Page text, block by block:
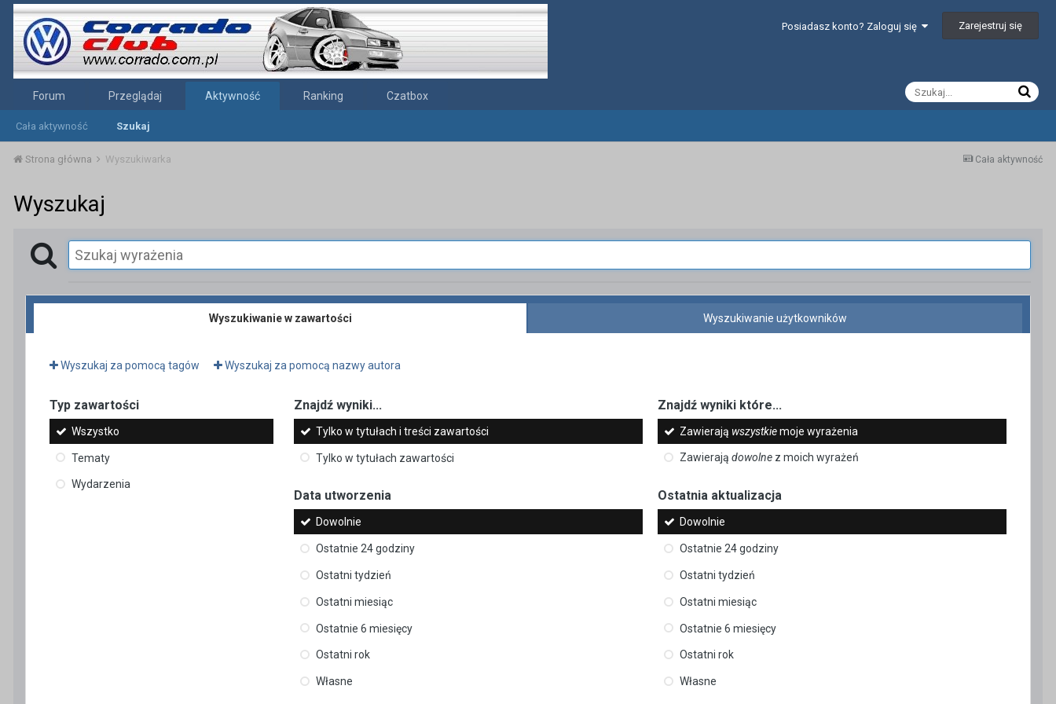
Posiadasz konto? Zaloguj się Zarejestruj się
Forum Przeglądaj Aktywność
Cała aktywność Szukaj
Ranking Czatbox
Cała aktywność
Strona główna Wyszukiwarka
Wyszukaj
Wyszukiwanie w zawartości Wyszukiwanie użytkowników
Wyszukaj za pomocą tagów Wyszukaj za pomocą nazwy autora
Typ zawartości
Wszystko
Tematy
Wydarzenia
Znajdź wyniki...
Tylko w tytułach i treści zawartości
Tylko w tytułach zawartości
Znajdź wyniki które...
Zawierają wszystkiemoje wyrażenia
Zawierajądowolne z moich wyrażeń
Data utworzenia
Dowolnie
Ostatnie 24 godziny
Ostatni tydzień
Ostatni miesiąc
Ostatnie 6 miesięcy
Ostatni rok
Własne
Ostatnia aktualizacja
Dowolnie
Ostatnie 24 godziny
Ostatni tydzień
Ostatni miesiąc
Ostatnie 6 miesięcy
Ostatni rok
Własne